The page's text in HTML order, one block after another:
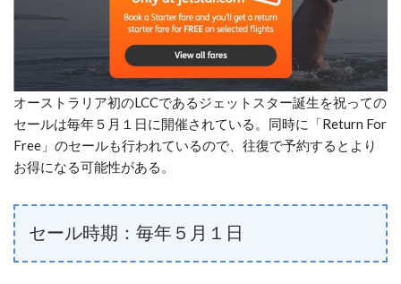
オーストラリア初のLCCであるジェットスター誕生を祝っての
セールは毎年５月１日に開催されている。同時に「Return For
Free」のセールも行われているので、往復で予約するとより
お得になる可能性がある。
セール時期：毎年５月１日